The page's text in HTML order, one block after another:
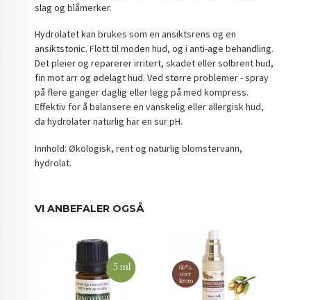
slag og blåmerker.
Hydrolatet kan brukes som en ansiktsrens og en
ansiktstonic. Flott til moden hud, og i anti-age behandling.
Det pleier og reparerer irritert, skadet eller solbrent hud,
fin mot arr og ødelagt hud. Ved større problemer - spray
på flere ganger daglig eller legg på med kompress.
Effektiv for å balansere en vanskelig eller allergisk hud,
da hydrolater naturlig har en sur pH.
Innhold: Økologisk, rent og naturlig blomstervann,
hydrolat.
VI ANBEFALER OGSÅ